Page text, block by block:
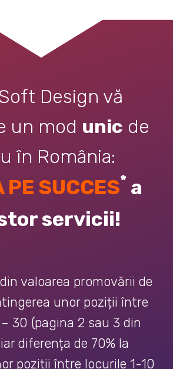
Design vă
un mod unic de
în România:
PE SUCCES* a
servicii!
valoarea promovării de
unor poziții între
30 (pagina 2 sau 3 din
diferența de 70% la
poziții între locurile 1-10